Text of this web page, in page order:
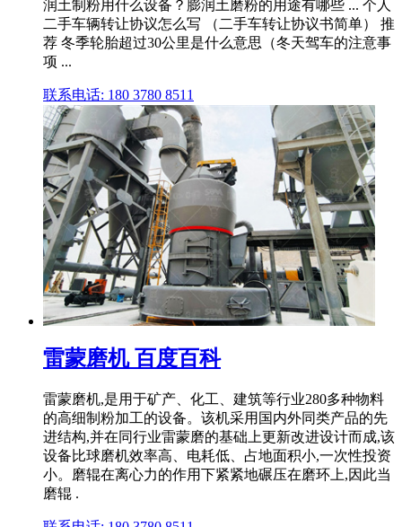
润土制粉用什么设备？膨润土磨粉的用途有哪些 ... 个人
二手车辆转让协议怎么写 （二手车转让协议书简单） 推
荐 冬季轮胎超过30公里是什么意思（冬天驾车的注意事
项 ...
联系电话: 180 3780 8511
雷蒙磨机 百度百科
雷蒙磨机,是用于矿产、化工、建筑等行业280多种物料
的高细制粉加工的设备。该机采用国内外同类产品的先
进结构,并在同行业雷蒙磨的基础上更新改进设计而成,该
设备比球磨机效率高、电耗低、占地面积小,一次性投资
小。磨辊在离心力的作用下紧紧地碾压在磨环上,因此当
磨辊 .